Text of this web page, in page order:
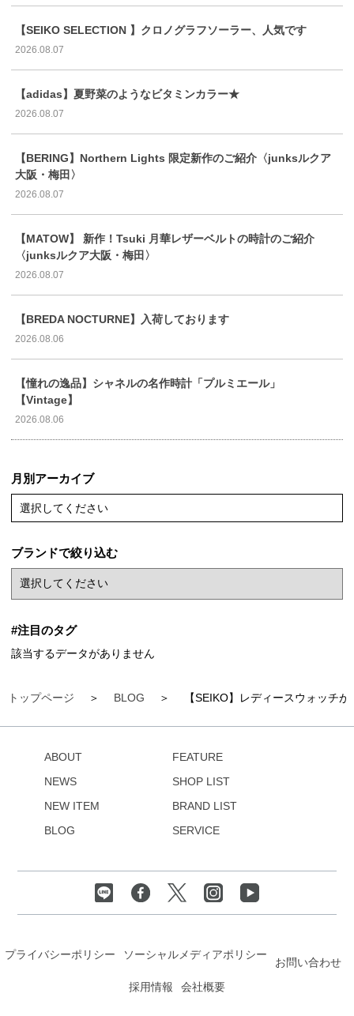
トップページ BLOG 【SEIKO】レディースウォッチ
【SEIKO SELECTION 】クロノグラフソーラー、人気です
2026.08.07
【adidas】夏野菜のようなビタミンカラー★
2026.08.07
【BERING】Northern Lights 限定新作のご紹介〈junksルクア
大阪・梅田〉
2026.08.07
【MATOW】 新作！Tsuki 月華レザーベルトの時計のご紹介
〈junksルクア大阪・梅田〉
2026.08.07
【BREDA NOCTURNE】入荷しております
2026.08.06
【憧れの逸品】シャネルの名作時計「プルミエール」
【Vintage】
2026.08.06
月別アーカイブ
選択してください
ブランドで絞り込む
#注目のタグ
該当するデータがありません
ABOUT
NEWS
NEW ITEM
BLOG
FEATURE
SHOP LIST
BRAND LIST
SERVICE
プライバシーポリシー ソーシャルメディアポリシー
お問い合わせ
採用情報
会社概要